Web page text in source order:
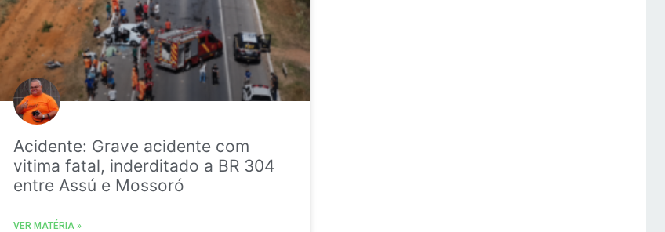
Acidente: Grave acidente com
vitima fatal, inderditado a BR 304
entre Assú e Mossoró
VER MATÉRIA »